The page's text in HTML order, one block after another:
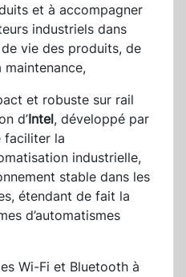
et à accompagner
industriels dans
vie des produits, de
maintenance,
et robuste sur rail
d’Intel, développé par
faciliter la
industrielle,
stable dans les
étendant de fait la
d’automatismes
Wi-Fi et Bluetooth à